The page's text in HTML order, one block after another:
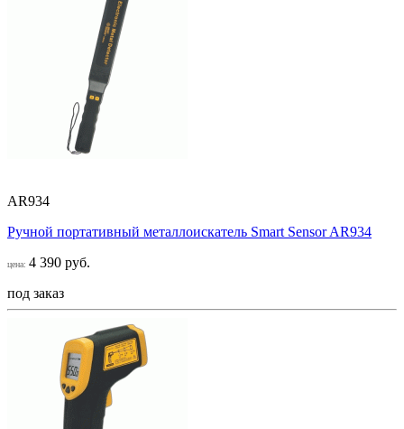
AR934
Ручной портативный металлоискатель Smart Sensor AR934
цена: 4 390 руб.
под заказ